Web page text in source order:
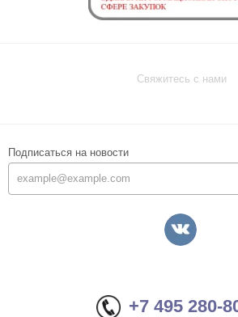
Свяжитесь с нами
Подписаться на новости
+7 495 280-